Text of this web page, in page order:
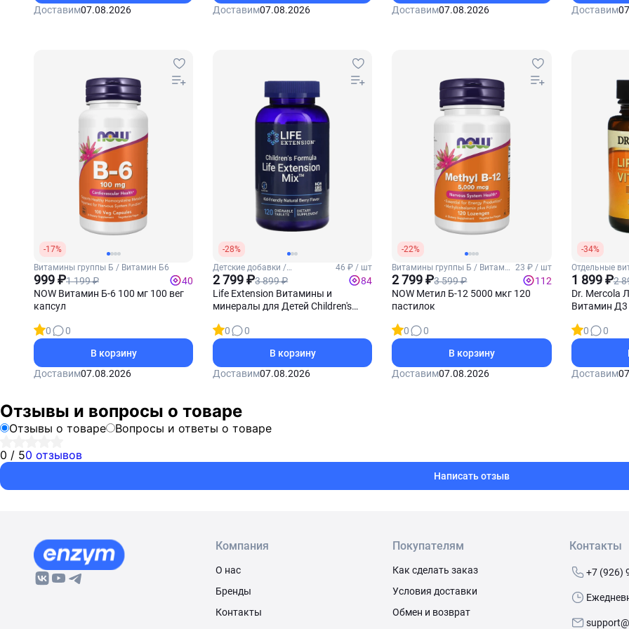
Доставим07.08.2026
Доставим07.08.2026
Доставим07.08.2026
Доставим
-17%
Витамины группы Б / Витамин Б6
999 ₽1 199 ₽
40
NOW Витамин Б-6 100 мг 100 вег
капсул
0
0
В корзину
Доставим07.08.2026
-28%
Детские добавки /
Мультивитамины для детей
46 ₽ / шт
2 799 ₽3 899 ₽
84
Life Extension Витамины и
минералы для Детей Children's
жевательных таблеток
0
0
В корзину
Доставим07.08.2026
-22%
Витамины группы Б / Витамин
Б12
23 ₽ / шт
2 799 ₽3 599 ₽
112
NOW Метил Б-12 5000 мкг 120
пастилок
0
0
В корзину
Доставим07.08.2026
-34%
Отдельные
1 899 ₽2
Dr. Mercola
Витамин Д3
0
0
Доставим
Отзывы и вопросы о товаре
Отзывы о товаре
Вопросы и ответы о товаре
0 / 50 отзывов
Написать отзыв
Компания
О нас
Бренды
Контакты
Покупателям
Как сделать заказ
Условия доставки
Обмен и возврат
Контакты
+7 (926)